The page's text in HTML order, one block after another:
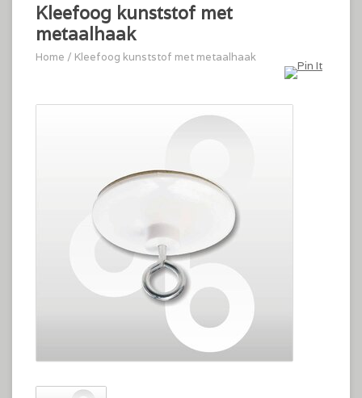
Kleefoog kunststof met
metaalhaak
Home / Kleefoog kunststof met metaalhaak